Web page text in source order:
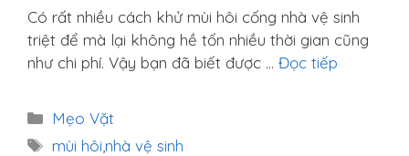
Có rất nhiều cách khử mùi hôi cống nhà vệ sinh
triệt để mà lại không hề tốn nhiều thời gian cũng
như chi phí. Vậy bạn đã biết được … Đọc tiếp
Danh
mục
Mẹo Vặt
Thẻ
mùi hôi nhà vệ sinh